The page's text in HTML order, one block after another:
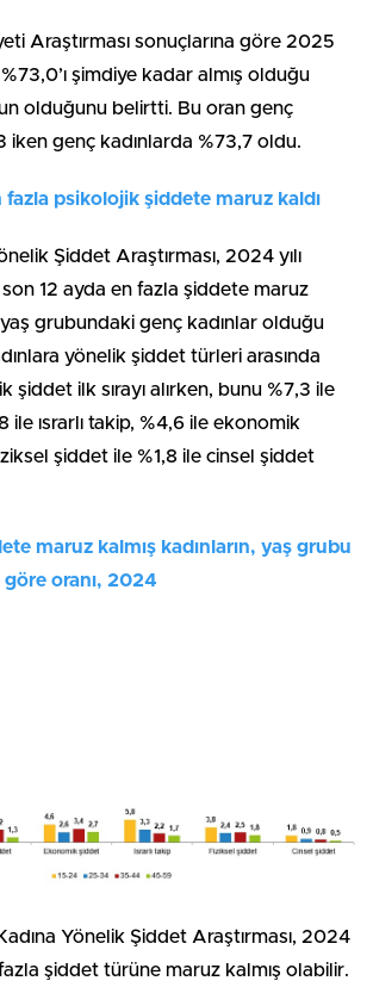
Araştırması sonuçlarına göre 2025
şimdiye kadar almış olduğu
olduğunu belirtti. Bu oran genç
iken genç kadınlarda %73,7 oldu.
fazla psikolojik şiddete maruz kaldı
Şiddet Araştırması, 2024 yılı
12 ayda en fazla şiddete maruz
grubundaki genç kadınlar olduğu
yönelik şiddet türleri arasında
şiddet ilk sırayı alırken, bunu %7,3 ile
ile ısrarlı takip, %4,6 ile ekonomik
şiddet ile %1,8 ile cinsel şiddet
maruz kalmış kadınların, yaş grubu
oranı, 2024
Yönelik Şiddet Araştırması, 2024
şiddet türüne maruz kalmış olabilir.